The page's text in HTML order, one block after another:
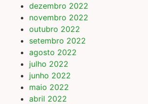
dezembro 2022
novembro 2022
outubro 2022
setembro 2022
agosto 2022
julho 2022
junho 2022
maio 2022
abril 2022